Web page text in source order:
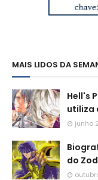
MAIS LIDOS DA
Hell's
utiliza
junho
do